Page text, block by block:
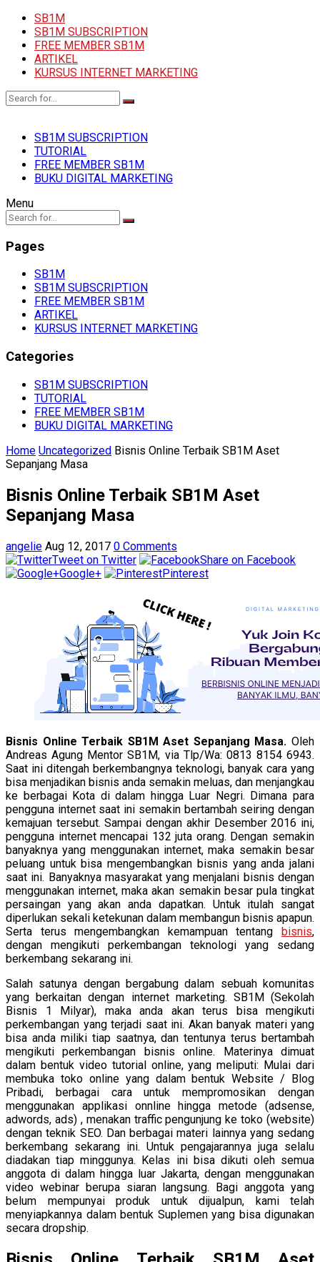
SB1M
SB1M SUBSCRIPTION
FREE MEMBER SB1M
ARTIKEL
KURSUS INTERNET MARKETING
SB1M SUBSCRIPTION
TUTORIAL
FREE MEMBER SB1M
BUKU DIGITAL MARKETING
Menu
Pages
SB1M
SB1M SUBSCRIPTION
FREE MEMBER SB1M
ARTIKEL
KURSUS INTERNET MARKETING
Categories
SB1M SUBSCRIPTION
TUTORIAL
FREE MEMBER SB1M
BUKU DIGITAL MARKETING
Home Uncategorized Bisnis Online Terbaik SB1M Aset
Sepanjang Masa
Bisnis Online Terbaik SB1M Aset
Sepanjang Masa
angelie Aug 12, 2017 0 Comments
Tweet on Twitter
Share on Facebook
Google+
Pinterest
Bisnis Online Terbaik SB1M Aset Sepanjang Masa. Oleh
Andreas Agung Mentor SB1M, via Tlp/Wa: 0813 8154 6943.
Saat ini ditengah berkembangnya teknologi, banyak cara yang
bisa menjadikan bisnis anda semakin meluas, dan menjangkau
ke berbagai Kota di dalam hingga Luar Negri. Dimana para
pengguna internet saat ini semakin bertambah seiring dengan
kemajuan tersebut. Sampai dengan akhir Desember 2016 ini,
pengguna internet mencapai 132 juta orang. Dengan semakin
banyaknya yang menggunakan internet, maka semakin besar
peluang untuk bisa mengembangkan bisnis yang anda jalani
saat ini. Banyaknya masyarakat yang menjalani bisnis dengan
menggunakan internet, maka akan semakin besar pula tingkat
persaingan yang akan anda dapatkan. Untuk itulah sangat
diperlukan sekali ketekunan dalam membangun bisnis apapun.
Serta terus mengembangkan kemampuan tentang bisnis,
dengan mengikuti perkembangan teknologi yang sedang
berkembang sekarang ini.
Salah satunya dengan bergabung dalam sebuah komunitas
yang berkaitan dengan internet marketing. SB1M (Sekolah
Bisnis 1 Milyar), maka anda akan terus bisa mengikuti
perkembangan yang terjadi saat ini. Akan banyak materi yang
bisa anda miliki tiap saatnya, dan tentunya terus bertambah
mengikuti perkembangan bisnis online. Materinya dimuat
dalam bentuk video tutorial online, yang meliputi: Mulai dari
membuka toko online yang dalam bentuk Website / Blog
Pribadi, berbagai cara untuk mempromosikan dengan
menggunakan applikasi onnline hingga metode (adsense,
adwords, ads) , menakan traffic pengunjung ke toko (website)
dengan teknik SEO. Dan berbagai materi lainnya yang sedang
berkembang sekarang ini. Untuk pengajarannya juga selalu
diadakan tiap minggunya. Kelas ini bisa dikuti oleh semua
anggota di dalam hingga luar Jakarta, dengan menggunakan
video webinar berupa siaran langsung. Bagi anggota yang
belum mempunyai produk untuk dijualpun, kami telah
menyiapkannya dalam bentuk Suplemen yang bisa digunakan
secara dropship.